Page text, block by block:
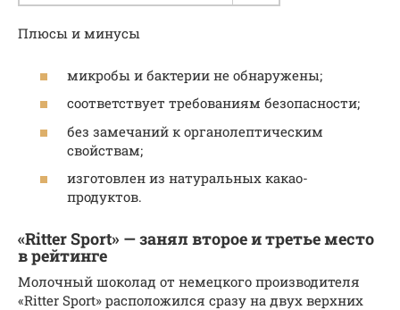
Плюсы и минусы
микробы и бактерии не обнаружены;
соответствует требованиям безопасности;
без замечаний к органолептическим
свойствам;
изготовлен из натуральных какао-
продуктов.
«Ritter Sport» — занял второе и третье место
в рейтинге
Молочный шоколад от немецкого производителя
«Ritter Sport» расположился сразу на двух верхних